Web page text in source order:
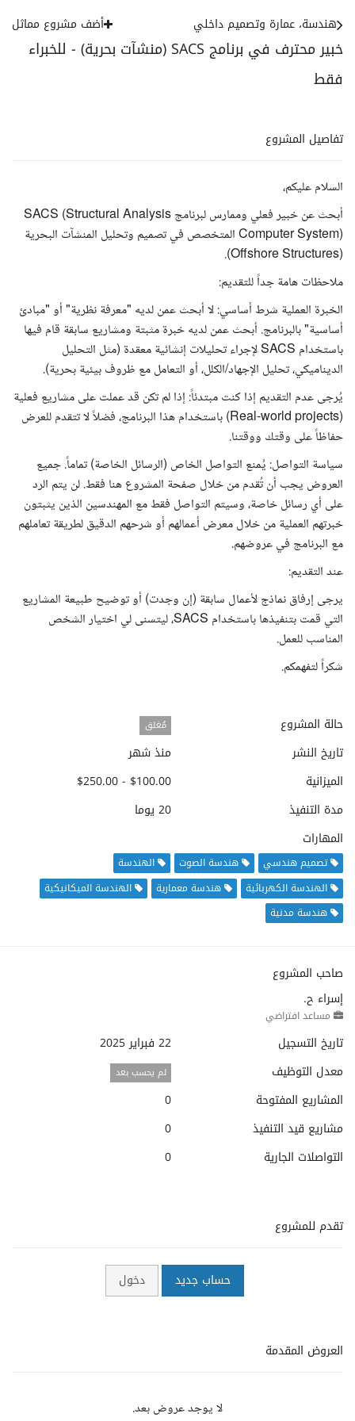
خبير محترف في برنامج SACS (منشآت بحرية) - للخبراء
فقط
هندسة، عمارة وتصميم داخلي أضف مشروع مماثل
تفاصيل المشروع
السلام عليكم،
أبحث عن خبير فعلي وممارس لبرنامج SACS (Structural Analysis
Computer System) المتخصص في تصميم وتحليل المنشآت البحرية
(Offshore Structures).
ملاحظات هامة جداً للتقديم:
الخبرة العملية شرط أساسي: لا أبحث عمن لديه "معرفة نظرية" أو "مبادئ
أساسية" بالبرنامج. أبحث عمن لديه خبرة مثبتة ومشاريع سابقة قام فيها
باستخدام SACS لإجراء تحليلات إنشائية معقدة (مثل التحليل
الديناميكي، تحليل الإجهاد/الكلل، أو التعامل مع ظروف بيئية بحرية).
يُرجى عدم التقديم إذا كنت مبتدئاً: إذا لم تكن قد عملت على مشاريع فعلية
(Real-world projects) باستخدام هذا البرنامج، فضلاً لا تتقدم للعرض
حفاظاً على وقتك ووقتنا.
سياسة التواصل: يُمنع التواصل الخاص (الرسائل الخاصة) تماماً. جميع
العروض يجب أن تُقدم من خلال صفحة المشروع هنا فقط. لن يتم الرد
على أي رسائل خاصة، وسيتم التواصل فقط مع المهندسين الذين يثبتون
خبرتهم العملية من خلال معرض أعمالهم أو شرحهم الدقيق لطريقة تعاملهم
مع البرنامج في عروضهم.
عند التقديم:
يرجى إرفاق نماذج لأعمال سابقة (إن وجدت) أو توضيح طبيعة المشاريع
التي قمت بتنفيذها باستخدام SACS، ليتسنى لي اختيار الشخص
المناسب للعمل.
شكراً لتفهمكم.
حالة المشروع مُغلق
تاريخ النشر
منذ شهر
الميزانية
$100.00 - $250.00
مدة التنفيذ
20 يوما
المهارات
تصميم هندسي هندسة الصوت
الهندسة
الهندسة الكهربائية
هندسة معمارية
الهندسة الميكانيكية
هندسة مدنية
صاحب المشروع
إسراء ح.
مساعد افتراضي
تاريخ التسجيل
22 فبراير 2025
معدل التوظيف
لم يحسب بعد
المشاريع المفتوحة
0
مشاريع قيد التنفيذ
0
التواصلات الجارية
0
تقدم للمشروع
حساب جديد دخول
العروض المقدمة
لا يوجد عروض بعد.